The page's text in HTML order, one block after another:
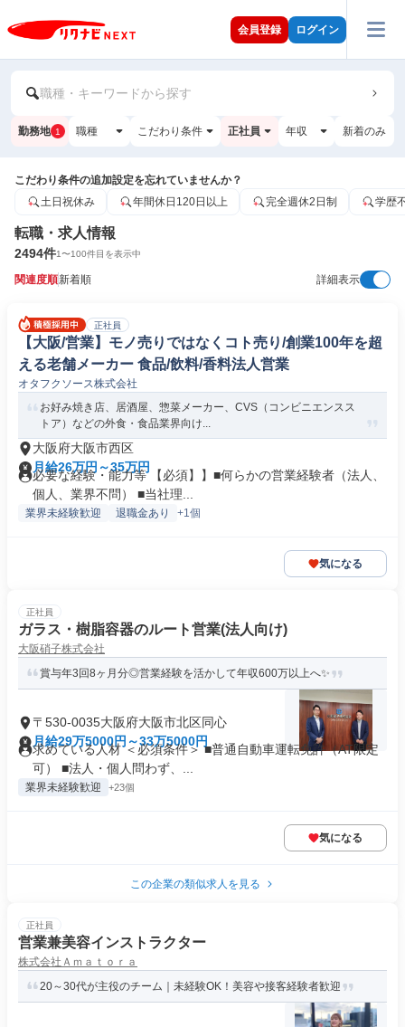
会員登録 ログイン
職種・キーワードから探す
勤務地 1 職種 こだわり条件 正社員 年収 新着のみ
こだわり条件の追加設定を忘れていませんか？
土日祝休み
年間休日120日以上 完全週休2日制 学歴
転職・求人情報
2494件1〜100件目を表示中
関連度順新着順 詳細表示
正社員
【大阪/営業】モノ売りではなくコト売り/創業100年を超
える老舗メーカー 食品/飲料/香料法人営業
オタフクソース株式会社
お好み焼き店、居酒屋、惣菜メーカー、CVS（コンビニエンスス
トア）などの外食・食品業界向け...
大阪府大阪市西区
月給26万円～35万円
必要な経験・能力等 【必須】】■何らかの営業経験者（法人、
個人、業界不問） ■当社理...
業界未経験歓迎 退職金あり +1個
気になる
正社員
ガラス・樹脂容器のルート営業(法人向け)
大阪硝子株式会社
賞与年3回8ヶ月分◎営業経験を活かして年収600万以上へ✨
〒530-0035大阪府大阪市北区同心
月給29万5000円～33万5000円
求めている人材 ＜必須条件＞ ■普通自動車運転免許（AT限定
可） ■法人・個人問わず、...
業界未経験歓迎 +23個
気になる
この企業の類似求人を見る
正社員
営業兼美容インストラクター
株式会社Ａｍａｔｏｒａ
20～30代が主役のチーム｜未経験OK！美容や接客経験者歓迎